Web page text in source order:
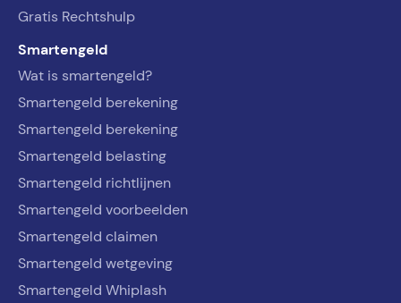
Gratis Rechtshulp
Smartengeld
Wat is smartengeld?
Smartengeld berekening
Smartengeld berekening
Smartengeld belasting
Smartengeld richtlijnen
Smartengeld voorbeelden
Smartengeld claimen
Smartengeld wetgeving
Smartengeld Whiplash